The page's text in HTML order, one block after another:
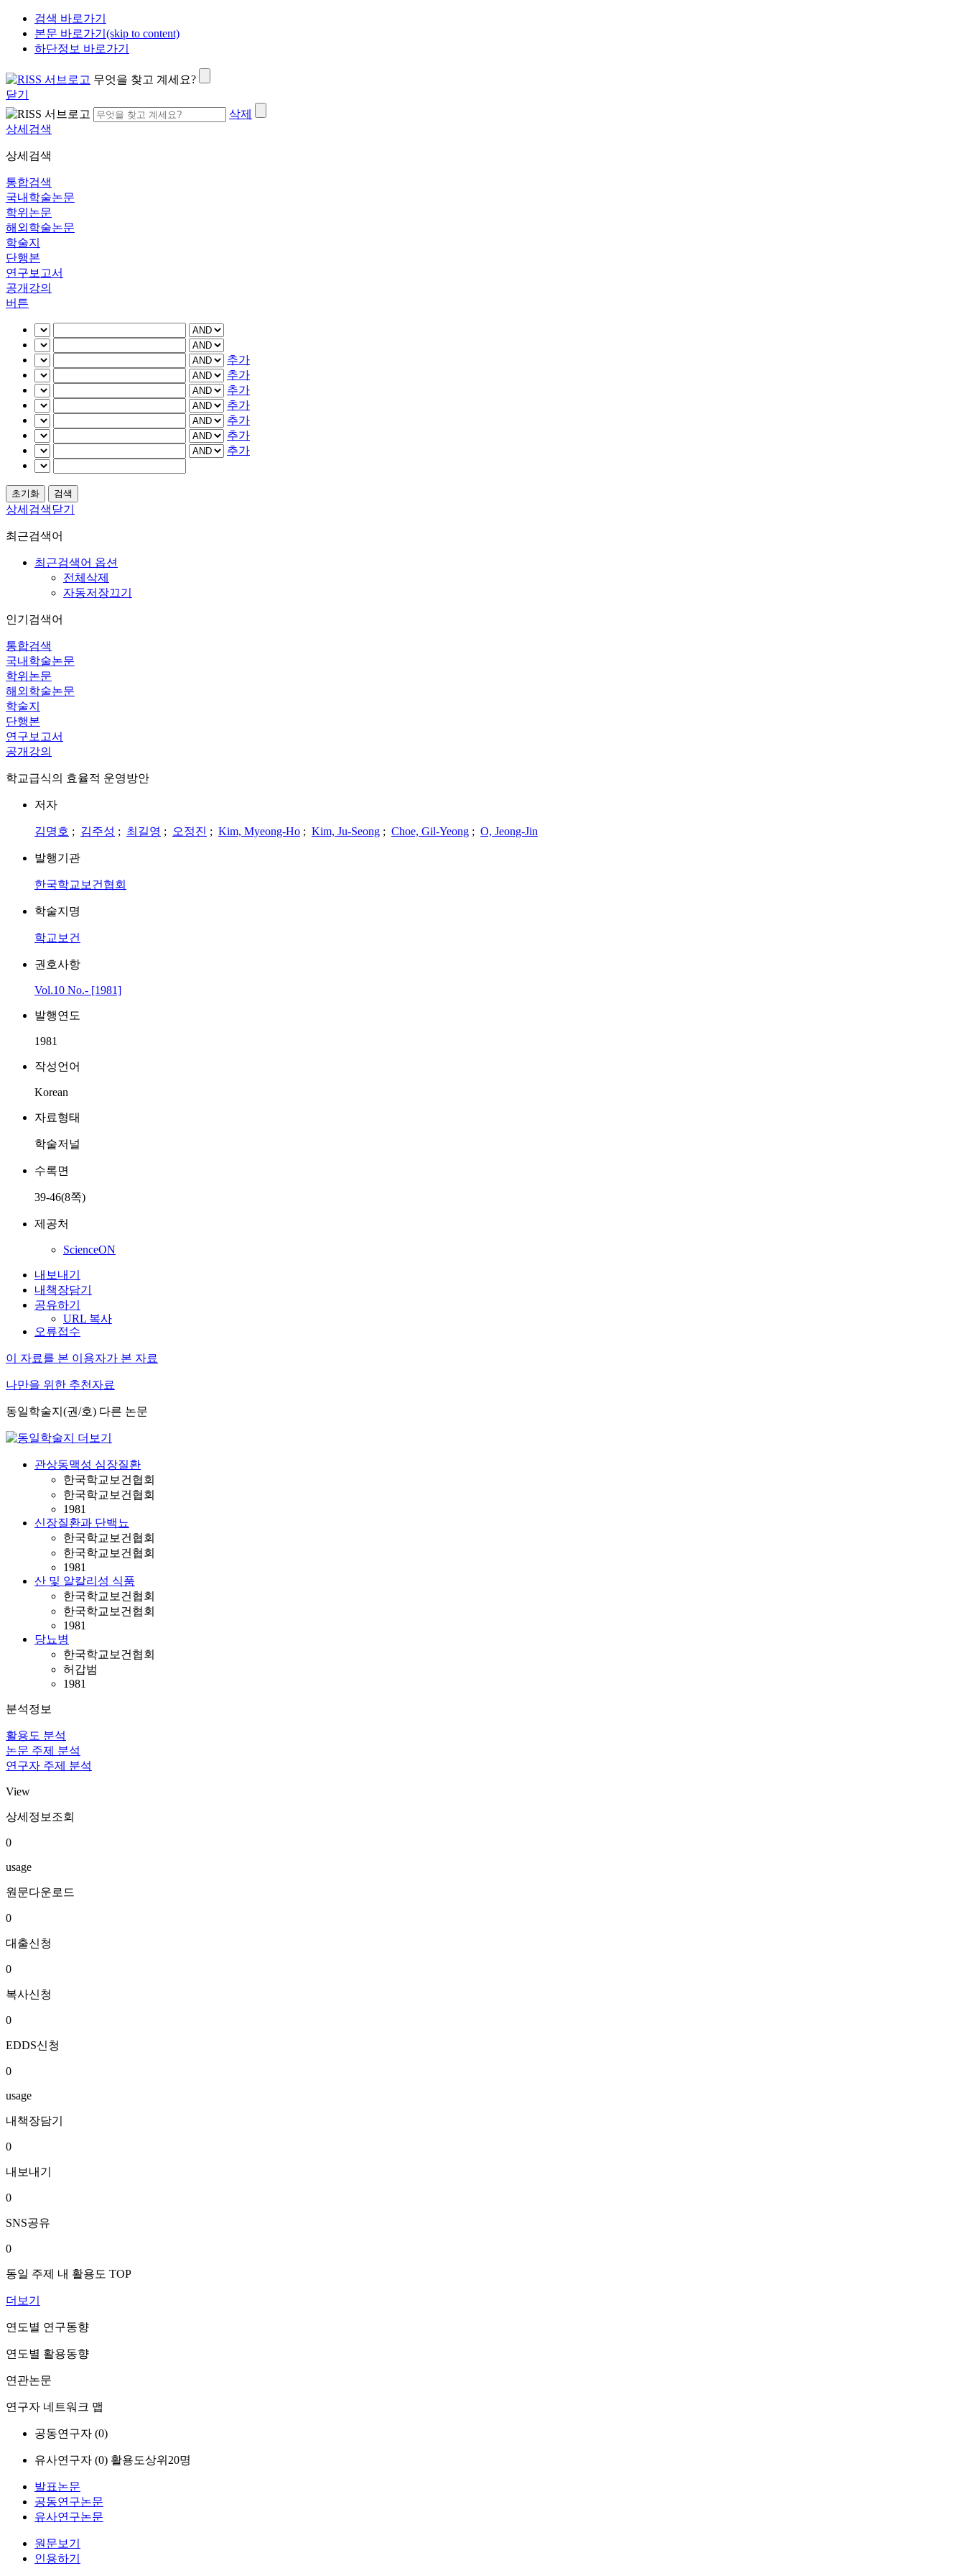
검색 바로가기
본문 바로가기(skip to content)
하단정보 바로가기
무엇을 찾고 계세요?
닫기
삭제
상세검색
상세검색
통합검색
국내학술논문
학위논문
해외학술논문
학술지
단행본
연구보고서
공개강의
버튼
추가
추가
추가
추가
추가
추가
추가
상세검색닫기
최근검색어
최근검색어 옵션
전체삭제
자동저장끄기
인기검색어
통합검색
국내학술논문
학위논문
해외학술논문
학술지
단행본
연구보고서
공개강의
학교급식의 효율적 운영방안
저자
김명호 ; 김주성 ; 최길영 ; 오정진 ; Kim, Myeong-Ho ; Kim, Ju-Seong ; Choe, Gil-Yeong ; O, Jeong-Jin
발행기관
한국학교보건협회
학술지명
학교보건
권호사항
Vol.10 No.- [1981]
발행연도
1981
작성언어
Korean
자료형태
학술저널
수록면
39-46(8쪽)
제공처
ScienceON
내보내기
내책장담기
공유하기
URL 복사
오류접수
이 자료를 본 이용자가 본 자료
나만을 위한 추천자료
동일학술지(권/호) 다른 논문
관상동맥성 심장질환
한국학교보건협회
한국학교보건협회
1981
신장질환과 단백뇨
한국학교보건협회
한국학교보건협회
1981
산 및 알칼리성 식품
한국학교보건협회
한국학교보건협회
1981
당뇨병
한국학교보건협회
허갑범
1981
분석정보
활용도 분석
논문 주제 분석
연구자 주제 분석
View
상세정보조회
0
usage
원문다운로드
0
대출신청
0
복사신청
0
EDDS신청
0
usage
내책장담기
0
내보내기
0
SNS공유
0
동일 주제 내 활용도 TOP
더보기
연도별 연구동향
연도별 활용동향
연관논문
연구자 네트워크 맵
공동연구자 (0)
유사연구자 (0) 활용도상위20명
발표논문
공동연구논문
유사연구논문
원문보기
인용하기